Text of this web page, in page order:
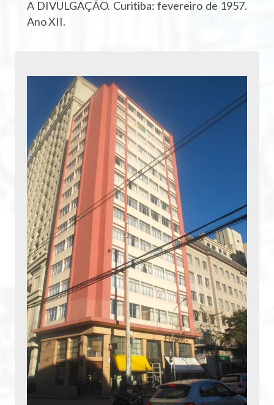
A DIVULGAÇÃO. Curitiba: fevereiro de 1957.
Ano XII.